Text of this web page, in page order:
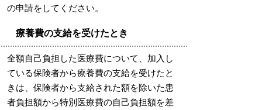
の申請をしてください。
療養費の支給を受けたとき
全額自己負担した医療費について、加入し
ている保険者から療養費の支給を受けたと
きは、保険者から支給された額を除いた患
者負担額から特別医療費の自己負担額を差